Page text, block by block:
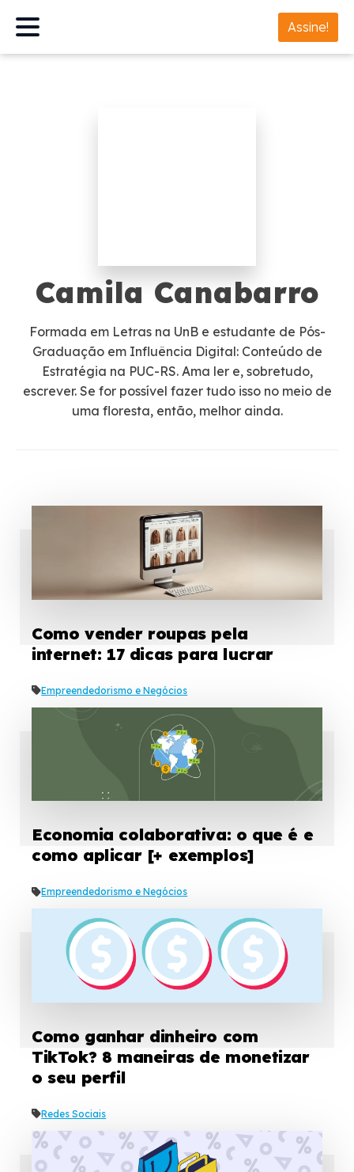
Assine!
Camila Canabarro
Formada em Letras na UnB e estudante de Pós-
Graduação em Influência Digital: Conteúdo de
Estratégia na PUC-RS. Ama ler e, sobretudo,
escrever. Se for possível fazer tudo isso no meio de
uma floresta, então, melhor ainda.
Como vender roupas pela
internet: 17 dicas para lucrar
Empreendedorismo e Negócios
Economia colaborativa: o que é e
como aplicar [+ exemplos]
Empreendedorismo e Negócios
Como ganhar dinheiro com
TikTok? 8 maneiras de monetizar
o seu perfil
Redes Sociais